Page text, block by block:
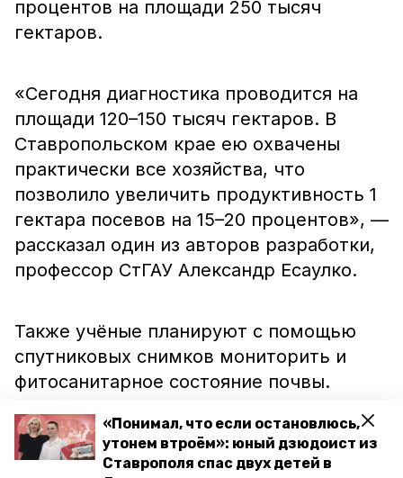
«Понимал, что если остановлюсь,
утонем втроём»: юный дзюдоист из
Ставрополя спас двух детей в
процентов на площади 250 тысяч
гектаров.
«Сегодня диагностика проводится на
площади 120–150 тысяч гектаров. В
Ставропольском крае ею охвачены
практически все хозяйства, что
позволило увеличить продуктивность 1
гектара посевов на 15–20 процентов», —
рассказал один из авторов разработки,
профессор СтГАУ Александр Есаулко.
Также учёные планируют с помощью
спутниковых снимков мониторить и
фитосанитарное состояние почвы.
Ранее ставропольские светила науки
мясо овец путём